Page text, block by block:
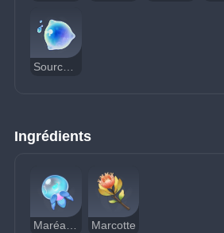
Source des premières rosées
Ingrédients
Maréalgue Marcotte